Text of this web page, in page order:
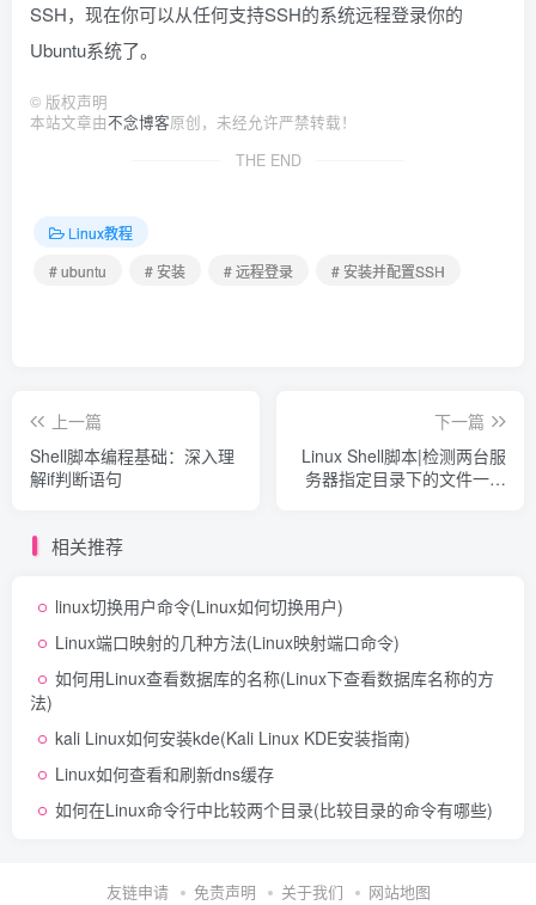
SSH，现在你可以从任何支持SSH的系统远程登录你的
Ubuntu系统了。
© 版权声明
本站文章由不念博客原创，未经允许严禁转载！
THE END
Linux教程
# ubuntu
# 安装 # 远程登录 # 安装并配置SSH
上一篇
Shell脚本编程基础：深入理
解if判断语句
下一篇
Linux Shell脚本|检测两台服
务器指定目录下的文件一致
相关推荐
linux切换用户命令(Linux如何切换用户)
Linux端口映射的几种方法(Linux映射端口命令)
如何用Linux查看数据库的名称(Linux下查看数据库名称的方
法)
kali Linux如何安装kde(Kali Linux KDE安装指南)
Linux如何查看和刷新dns缓存
如何在Linux命令行中比较两个目录(比较目录的命令有哪些)
友链申请 免责声明 关于我们 网站地图